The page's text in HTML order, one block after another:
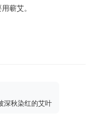
蕲艾。
深秋染红的艾叶